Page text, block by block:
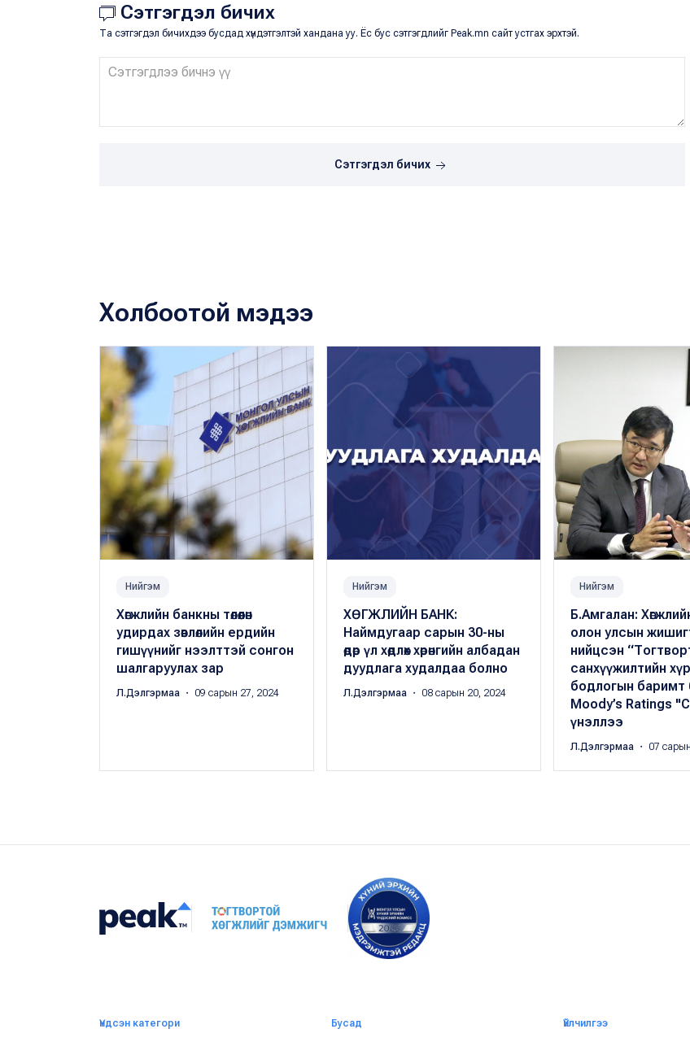
Сэтгэгдэл бичих
Та сэтгэгдэл бичихдээ бусдад хүндэтгэлтэй хандана уу. Ёс бус сэтгэгдлийг Peak.mn сайт устгах эрхтэй.
Сэтгэгдэл бичих
Холбоотой мэдээ
Нийгэм
Хөгжлийн банкны төлөөлөн
удирдах зөвлөлийн ердийн
гишүүнийг нээлттэй сонгон
шалгаруулах зар
Л.Дэлгэрмаа ・ 09 сарын 27, 2024
Нийгэм
ХӨГЖЛИЙН БАНК:
Наймдугаар сарын 30-ны
өдөр үл хөдлөх хөрөнгийн албадан
дуудлага худалдаа болно
Л.Дэлгэрмаа ・ 08 сарын 20, 2024
Нийгэм
Б.Амгалан:
олон улсын
нийцсэн
санхүүжилтийн
бодлогын баримт
Moody’s Ratings
үнэллээ
Л.Дэлгэрмаа ・ 07
Үндсэн категори Бусад Үйлчилгээ